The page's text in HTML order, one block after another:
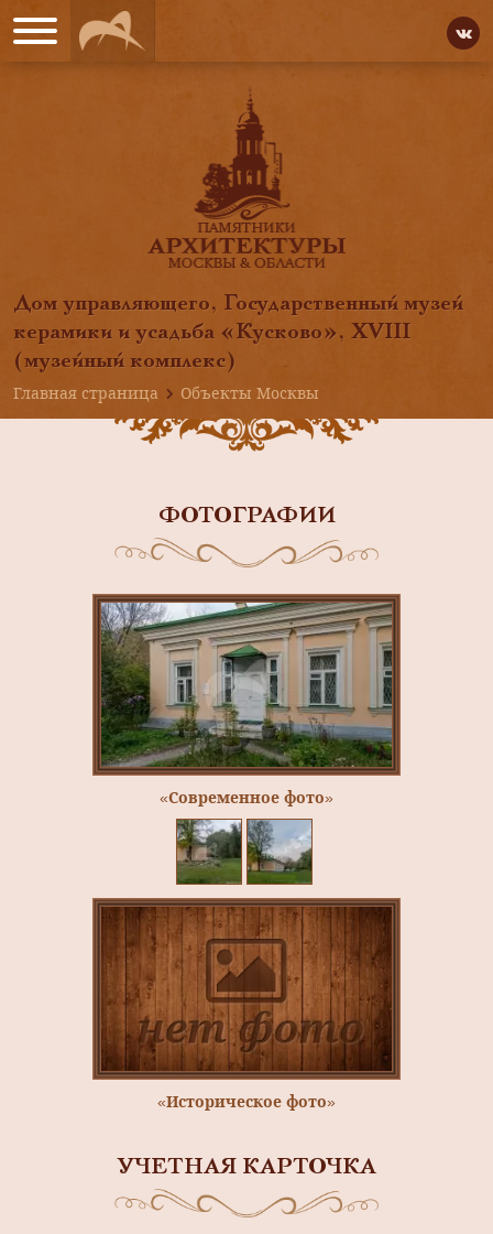
Дом управляющего, Государственный музей
керамики и усадьба «Кусково», XVIII
(музейный комплекс)
Главная страница
Объекты Москвы
ФОТОГРАФИИ
«Современное фото»
«Историческое фото»
УЧЕТНАЯ КАРТОЧКА